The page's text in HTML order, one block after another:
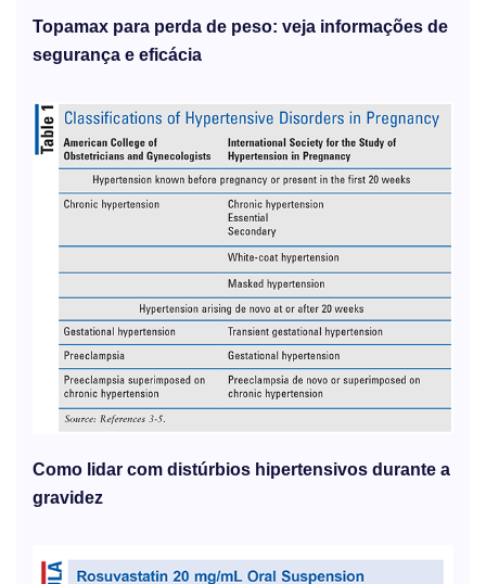
Topamax para perda de peso: veja informações de
segurança e eficácia
Como lidar com distúrbios hipertensivos durante a
gravidez